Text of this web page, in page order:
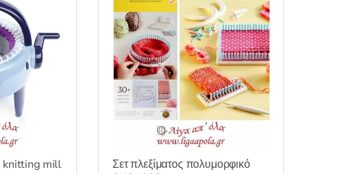
knitting mill
Σετ πλεξίματος πολυμορφικό